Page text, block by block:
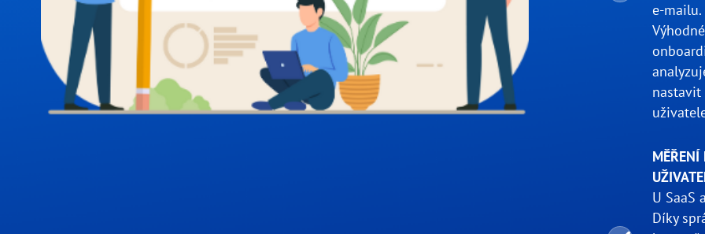
e-mailu.
MĚŘENÍ
U SaaS
Díky